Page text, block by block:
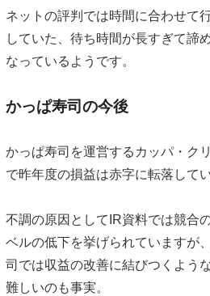
ネットの評判では時間に合わせて
していた、待ち時間が長すぎて諦
なっているようです。
かっぱ寿司の今後
かっぱ寿司を運営するカッパ・ク
で昨年度の損益は赤字に転落してい
不調の原因としてIR資料では競合
ベルの低下を挙げられていますが
司では収益の改善に結びつくよう
難しいのも事実。